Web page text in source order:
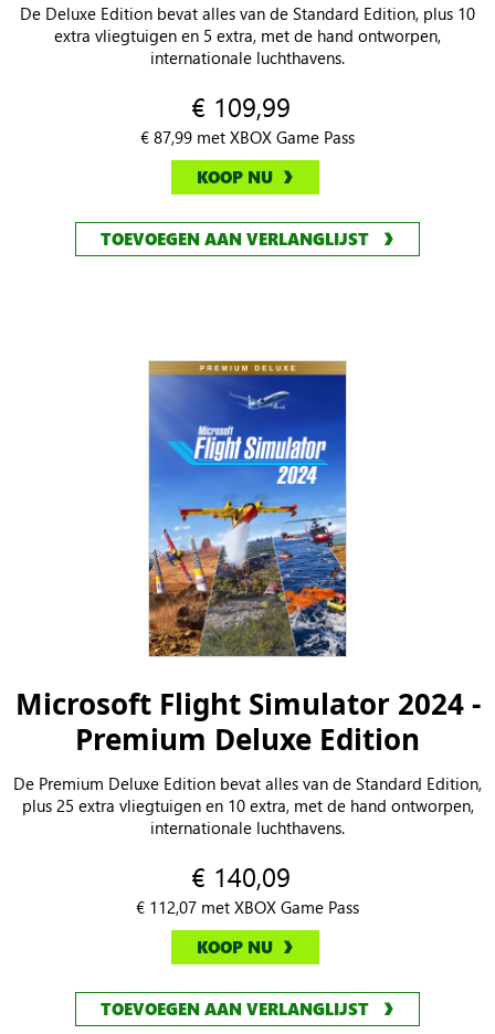
De Deluxe Edition bevat alles van de Standard Edition, plus 10
extra vliegtuigen en 5 extra, met de hand ontworpen,
internationale luchthavens.
€ 109,99
€ 87,99 met XBOX Game Pass
KOOP NU
TOEVOEGEN AAN VERLANGLIJST
Microsoft Flight Simulator 2024 -
Premium Deluxe Edition
De Premium Deluxe Edition bevat alles van de Standard Edition,
plus 25 extra vliegtuigen en 10 extra, met de hand ontworpen,
internationale luchthavens.
€ 140,09
€ 112,07 met XBOX Game Pass
KOOP NU
TOEVOEGEN AAN VERLANGLIJST